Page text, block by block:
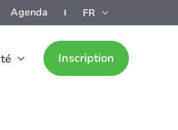
Agenda FR
Inscription